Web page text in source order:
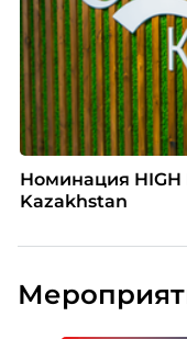
Номинация HIGH
Kazakhstan